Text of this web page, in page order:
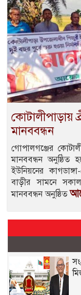
কোটালীপাড়ায়
মানববন্ধন
গোপালগঞ্জের
মানববন্ধন অনুষ্ঠিত
ইউনিয়নের
বাড়ীর সামনে
মানববন্ধন অনুষ্ঠিত